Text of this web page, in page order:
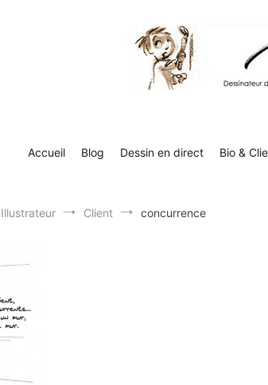
Accueil Blog Dessin en direct Bio &
Client concurrence